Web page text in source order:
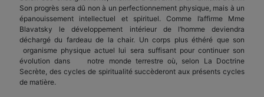
Son progrès sera dû non à un perfectionnement physique, mais à un
épanouissement intellectuel et spirituel. Comme l’affirme Mme
Blavatsky le développement intérieur de l’homme deviendra
déchargé du fardeau de la chair. Un corps plus éthéré que son
organisme physique actuel lui sera suffisant pour continuer son
évolution dans notre monde terrestre où, selon La Doctrine
Secrète, des cycles de spiritualité succèderont aux présents cycles
de matière.